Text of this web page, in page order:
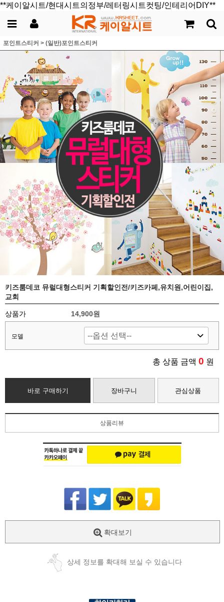
**케이알시트/현대시트의정부/레터링시트컷팅/인테리어DIY**
포인트스티커 > (일반)포인트스티커
키즈룸데코 뮤럴대형스티커 기획할인전/키즈카페,유치원,어린이집,
교회
상품가 14,900원
모델
총 상품 금액 0 원
바로 구매하기 장바구니 관심상품
상품리뷰
확대보기
상세 정보를 확대해 보실 수 있습니다